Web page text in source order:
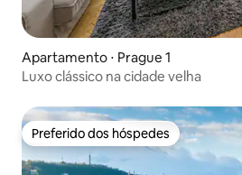
Apartamento ⋅ Prague 1
Luxo clássico na cidade velha
Preferido dos hóspedes
Preferido dos hóspedes